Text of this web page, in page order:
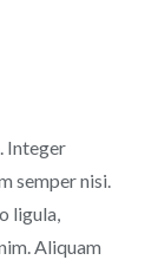
Integer
semper nisi.
ligula,
Aliquam